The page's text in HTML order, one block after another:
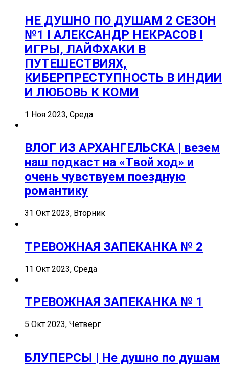
НЕ ДУШНО ПО ДУШАМ 2 СЕЗОН
№1 I АЛЕКСАНДР НЕКРАСОВ I
ИГРЫ, ЛАЙФХАКИ В
ПУТЕШЕСТВИЯХ,
КИБЕРПРЕСТУПНОСТЬ В ИНДИИ
И ЛЮБОВЬ К КОМИ
1 Ноя 2023, Среда
ВЛОГ ИЗ АРХАНГЕЛЬСКА | везем
наш подкаст на «Твой ход» и
очень чувствуем поездную
романтику
31 Окт 2023, Вторник
ТРЕВОЖНАЯ ЗАПЕКАНКА № 2
11 Окт 2023, Среда
ТРЕВОЖНАЯ ЗАПЕКАНКА № 1
5 Окт 2023, Четверг
БЛУПЕРСЫ | Не душно по душам